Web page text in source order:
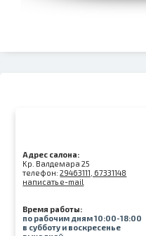
Адрес салона:
Kр. Валдемара 25
телефон:29463111, 67331148
написать e-mail
Время работы:
по рабочим дням 10:00-18:00
в субботу и воскресенье